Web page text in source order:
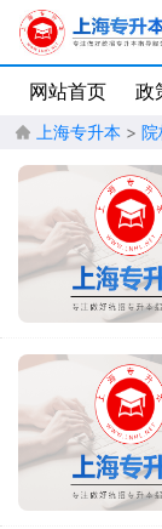
网站首页 政
 上海专升本 > 院